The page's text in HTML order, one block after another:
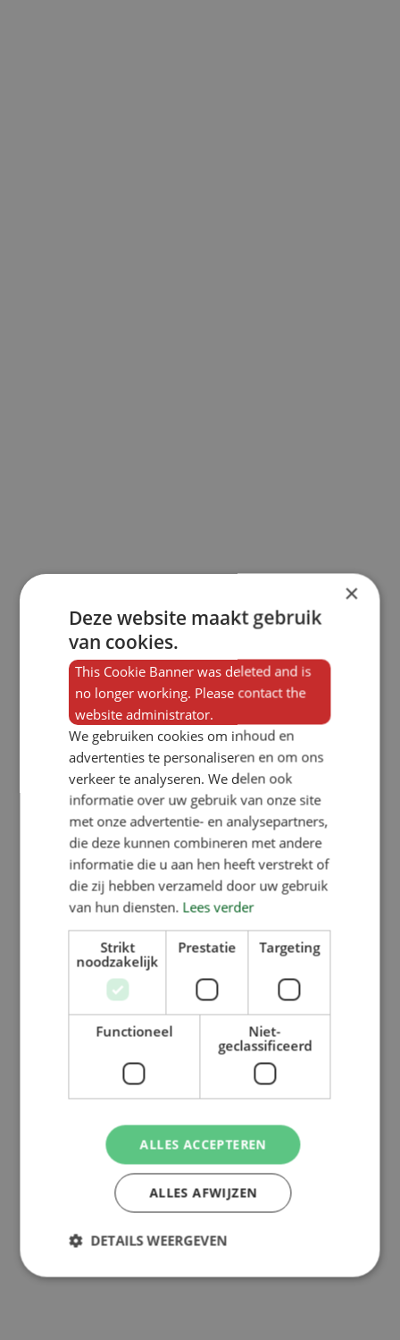
×
Deze website maakt gebruik
van cookies.
This Cookie Banner was deleted and is
no longer working. Please contact the
website administrator.
We gebruiken cookies om inhoud en
advertenties te personaliseren en om ons
verkeer te analyseren. We delen ook
informatie over uw gebruik van onze site
met onze advertentie- en analysepartners,
die deze kunnen combineren met andere
informatie die u aan hen heeft verstrekt of
die zij hebben verzameld door uw gebruik
van hun diensten. Lees verder
Strikt
noodzakelijk
Prestatie Targeting
Functioneel
Niet-
geclassificeerd
ALLES ACCEPTEREN
ALLES AFWIJZEN
DETAILS WEERGEVEN